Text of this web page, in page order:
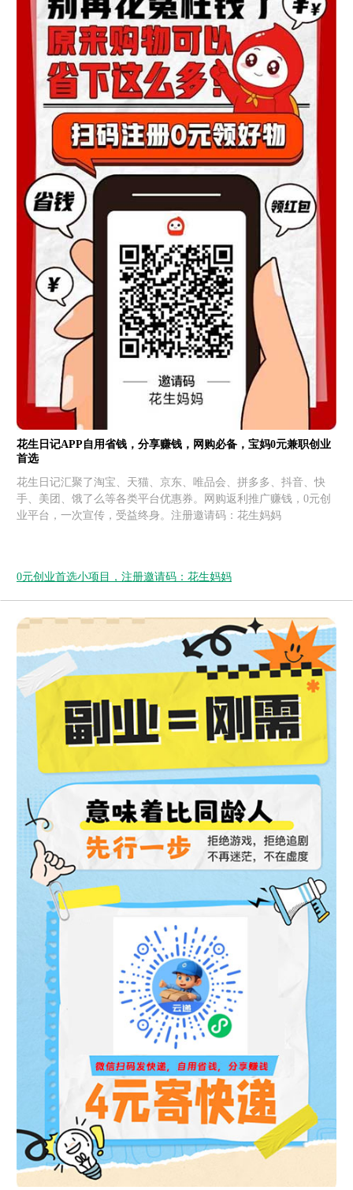
花生日记APP自用省钱，分享赚钱，网购必备，宝妈0元兼职创业
首选
花生日记汇聚了淘宝、天猫、京东、唯品会、拼多多、抖音、快
手、美团、饿了么等各类平台优惠券。网购返利推广赚钱，0元创
业平台，一次宣传，受益终身。注册邀请码：花生妈妈
0元创业首选小项目，注册邀请码：花生妈妈